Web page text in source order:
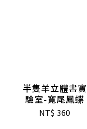
半隻羊立體書實
驗室-寬尾鳳蝶
NT$ 360